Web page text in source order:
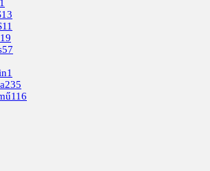
1
13
11
19
57
1
235
116